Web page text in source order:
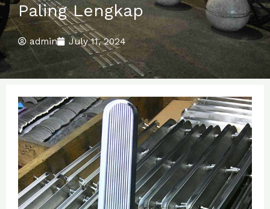
Paling Lengkap
admin July 11, 2024